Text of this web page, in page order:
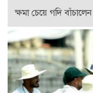
ক্ষমা চেয়ে গদি